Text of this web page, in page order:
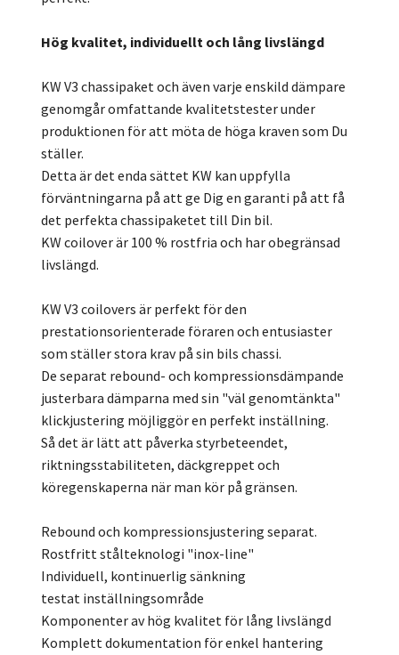
Hög kvalitet, individuellt och lång livslängd
KW V3 chassipaket och även varje enskild dämpare
genomgår omfattande kvalitetstester under
produktionen för att möta de höga kraven som Du
ställer.
Detta är det enda sättet KW kan uppfylla
förväntningarna på att ge Dig en garanti på att få
det perfekta chassipaketet till Din bil.
KW coilover är 100 % rostfria och har obegränsad
livslängd.
KW V3 coilovers är perfekt för den
prestationsorienterade föraren och entusiaster
som ställer stora krav på sin bils chassi.
De separat rebound- och kompressionsdämpande
justerbara dämparna med sin "väl genomtänkta"
klickjustering möjliggör en perfekt inställning.
Så det är lätt att påverka styrbeteendet,
riktningsstabiliteten, däckgreppet och
köregenskaperna när man kör på gränsen.
Rebound och kompressionsjustering separat.
Rostfritt stålteknologi "inox-line"
Individuell, kontinuerlig sänkning
testat inställningsområde
Komponenter av hög kvalitet för lång livslängd
Komplett dokumentation för enkel hantering